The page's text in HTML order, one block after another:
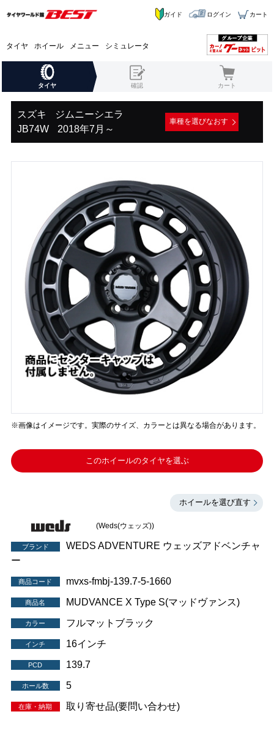
タイヤ ホイール メニュー シミュレータ
ガイド ログイン カート
タイヤ 確認 カート
スズキ
ジムニーシエラ
JB74W
2018年7月～
車種を選びなおす
※画像はイメージです。実際のサイズ、カラーとは異なる場合があります。
このホイールのタイヤを選ぶ
ホイールを選び直す
(Weds(ウェッズ))
ブランド
WEDS ADVENTURE ウェッズアドベンチャ
ー
商品コード mvxs-fmbj-139.7-5-1660
商品名 MUDVANCE X Type S(マッドヴァンス)
カラー フルマットブラック
インチ 16インチ
PCD 139.7
ホール数 5
在庫・納期 取り寄せ品(要問い合わせ)